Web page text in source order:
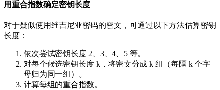
用重合指数确定密钥长度
对于疑似使用维吉尼亚密码的密文，可通过以下方法估算密钥
长度：
依次尝试密钥长度 2、3、4、5 等。
对每个候选密钥长度 k，将密文分成 k 组（每隔 k 个字
母归为同一组）。
计算每组的重合指数。